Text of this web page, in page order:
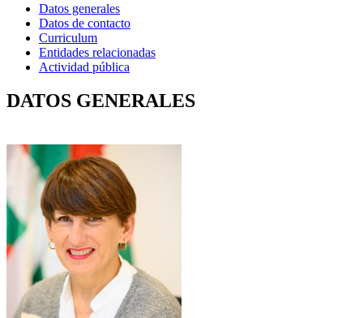
Datos generales
Datos de contacto
Curriculum
Entidades relacionadas
Actividad pública
DATOS GENERALES